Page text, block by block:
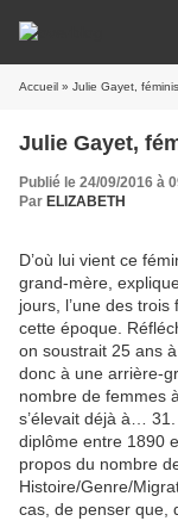
Accueil » Julie Gayet,
Julie Gayet,
Publié le 24/09/2016 à
Par ELIZABETH
D’où lui vient ce
grand-mère,
jours, l’une des
cette époque.
on soustrait 25 ans
donc à une arrière-
nombre de femmes
s’élevait déjà à…
diplôme entre 1890
propos du nombre
Histoire/Genre/
cas, de penser que,